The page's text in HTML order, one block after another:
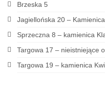
Brzeska 5
Jagiellońska 20 –
Sprzeczna 8 – kamienica
Targowa 17 – nieistniejące
Targowa 19 – kamienica